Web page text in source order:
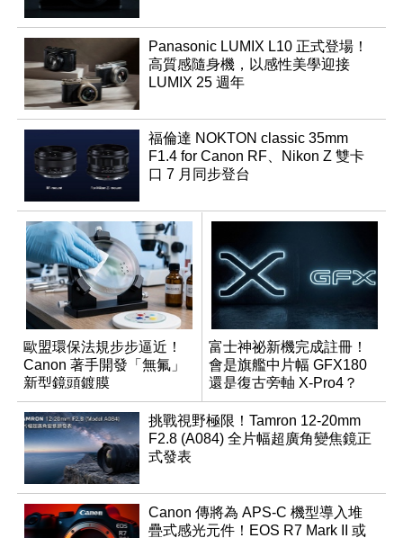
Panasonic LUMIX L10 正式登場！
高質感隨身機，以感性美學迎接
LUMIX 25 週年
福倫達 NOKTON classic 35mm
F1.4 for Canon RF、Nikon Z 雙卡
口 7 月同步登台
歐盟環保法規步步逼近！
Canon 著手開發「無氟」
新型鏡頭鍍膜
富士神祕新機完成註冊！
會是旗艦中片幅 GFX180
還是復古旁軸 X-Pro4？
挑戰視野極限！Tamron 12-20mm
F2.8 (A084) 全片幅超廣角變焦鏡正
式發表
Canon 傳將為 APS-C 機型導入堆
疊式感光元件！EOS R7 Mark II 或